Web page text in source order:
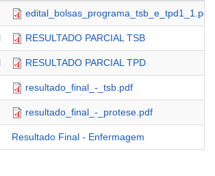
edital_bolsas_programa_tsb_e_tpd1_1.pdf
RESULTADO PARCIAL TSB
RESULTADO PARCIAL TPD
resultado_final_-_tsb.pdf
resultado_final_-_protese.pdf
Resultado Final - Enfermagem